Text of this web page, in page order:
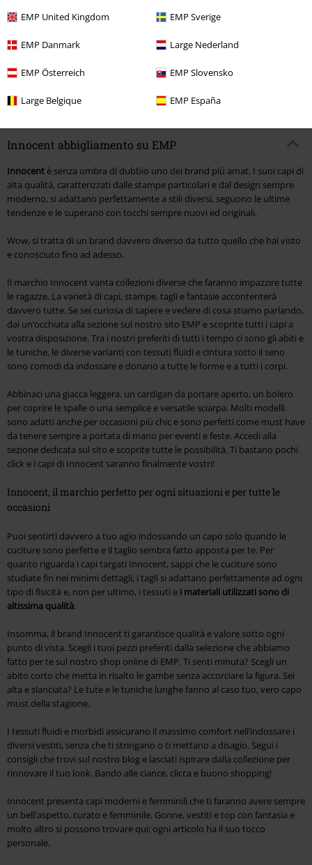
EMP United Kingdom EMP Sverige
EMP Danmark Large Nederland
EMP Österreich EMP Slovensko
Large Belgique EMP España
32,99 €
Nixie Dress Innocent
lungo
1 2
Pagina 2 Di 2
Innocent abbigliamento su EMP
Innocent è senza ombra di dubbio uno dei brand piú amat. I suoi capi di
alta qualità, caratterizzati dalle stampe particolari e dal design sempre
moderno, si adattano perfettamente a stili diversi, seguono le ultime
tendenze e le superano con tocchi sempre nuovi ed originali.
Wow, si tratta di un brand davvero diverso da tutto quello che hai visto
e conosciuto fino ad adesso.
Il marchio Innocent vanta collezioni diverse che faranno impazzire tutte
le ragazze. La varietà di capi, stampe, tagli e fantasie accontenterà
davvero tutte. Se sei curiosa di sapere e vedere di cosa stiamo parlando,
dai un’occhiata alla sezione sul nostro sito EMP e scoprite tutti i capi a
vostra disposizione. Tra i nostri preferiti di tutti i tempo ci sono gli abiti e
le tuniche, le diverse varianti con tessuti fluidi e cintura sotto il seno
sono comodi da indossare e donano a tutte le forme e a tutti i corpi.
Abbinaci una giacca leggera, un cardigan da portare aperto, un bolero
per coprire le spalle o una semplice e versatile sciarpa. Molti modelli
sono adatti anche per occasioni più chic e sono perfetti come must have
da tenere sempre a portata di mano per eventi e feste. Accedi alla
sezione dedicata sul sito e scoprite tutte le possibilità. Ti bastano pochi
click e i capi di Innocent saranno finalmente vostri!
Innocent, il marchio perfetto per ogni situazioni e per tutte le
occasioni
Puoi sentirti davvero a tuo agio indossando un capo solo quando le
cuciture sono perfette e il taglio sembra fatto apposta per te. Per
quanto riguarda i capi targati Innocent, sappi che le cuciture sono
studiate fin nei minimi dettagli, i tagli si adattano perfettamente ad ogni
tipo di fisicità e, non per ultimo, i tessuti e i materiali utilizzati sono di
altissima qualità.
Insomma, il brand Innocent ti garantisce qualità e valore sotto ogni
punto di vista. Scegli i tuoi pezzi preferiti dalla selezione che abbiamo
fatto per te sul nostro shop online di EMP. Ti senti minuta? Scegli un
abito corto che metta in risalto le gambe senza accorciare la figura. Sei
alta e slanciata? Le tute e le tuniche lunghe fanno al caso tuo, vero capo
must della stagione.
I tessuti fluidi e morbidi assicurano il massimo comfort nell’indossare i
diversi vestiti, senza che ti stringano o ti mettano a disagio. Segui i
consigli che trovi sul nostro blog e lasciati ispirare dalla collezione per
rinnovare il tuo look. Bando alle ciance, clicca e buono shopping!
Innocent presenta capi moderni e femminili che ti faranno avere sempre
un bell'aspetto, curato e femminile. Gonne, vestiti e top con fantasia e
molto altro si possono trovare qui; ogni articolo ha il suo tocco
personale.